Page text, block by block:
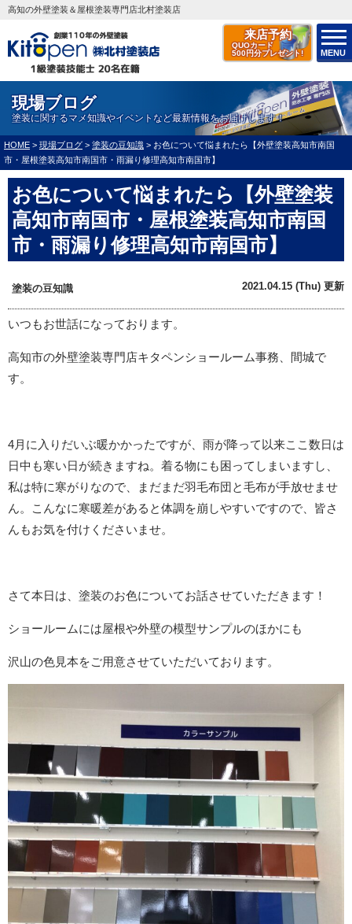
来店予約
QUOカード
500円分プレゼント!
MENU
高知の外壁塗装＆屋根塗装専門店北村塗装店
現場ブログ
塗装に関するマメ知識やイベントなど最新情報をお届けします！
HOME > 現場ブログ > 塗装の豆知識 > お色について悩まれたら【外壁塗装高知市南国
市・屋根塗装高知市南国市・雨漏り修理高知市南国市】
お色について悩まれたら【外壁塗装
高知市南国市・屋根塗装高知市南国
市・雨漏り修理高知市南国市】
塗装の豆知識 2021.04.15 (Thu) 更新
いつもお世話になっております。
高知市の外壁塗装専門店キタペンショールーム事務、間城で
す。
4月に入りだいぶ暖かかったですが、雨が降って以来ここ数日は
日中も寒い日が続きますね。着る物にも困ってしまいますし、
私は特に寒がりなので、まだまだ羽毛布団と毛布が手放せませ
ん。こんなに寒暖差があると体調を崩しやすいですので、皆さ
んもお気を付けくださいませ。
さて本日は、塗装のお色についてお話させていただきます！
ショールームには屋根や外壁の模型サンプルのほかにも
沢山の色見本をご用意させていただいております。